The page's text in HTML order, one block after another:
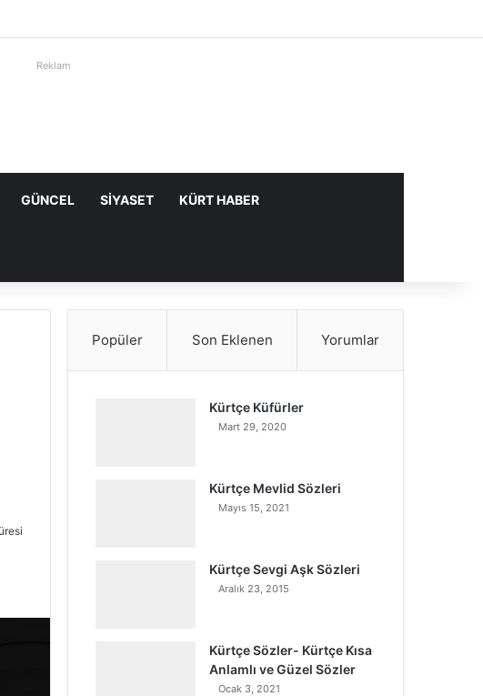
Reklam
GÜNCEL SIYASET KÜRT HABER
Popüler Son Eklenen Yorumlar
Kürtçe Küfürler
Mart 29, 2020
Kürtçe Mevlid Sözleri
Mayıs 15, 2021
Kürtçe Sevgi Aşk Sözleri
Aralık 23, 2015
Kürtçe Sözler- Kürtçe Kısa
Anlamlı ve Güzel Sözler
Ocak 3, 2021